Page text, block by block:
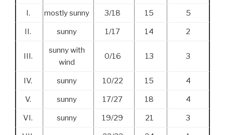
I. mostly sunny 3/18 15 5
II. sunny 1/17 14 2
III.
sunny with
wind
0/16 13 3
IV. sunny 10/22 15 4
V. sunny 17/27 18 4
VI. sunny 19/29 21 3